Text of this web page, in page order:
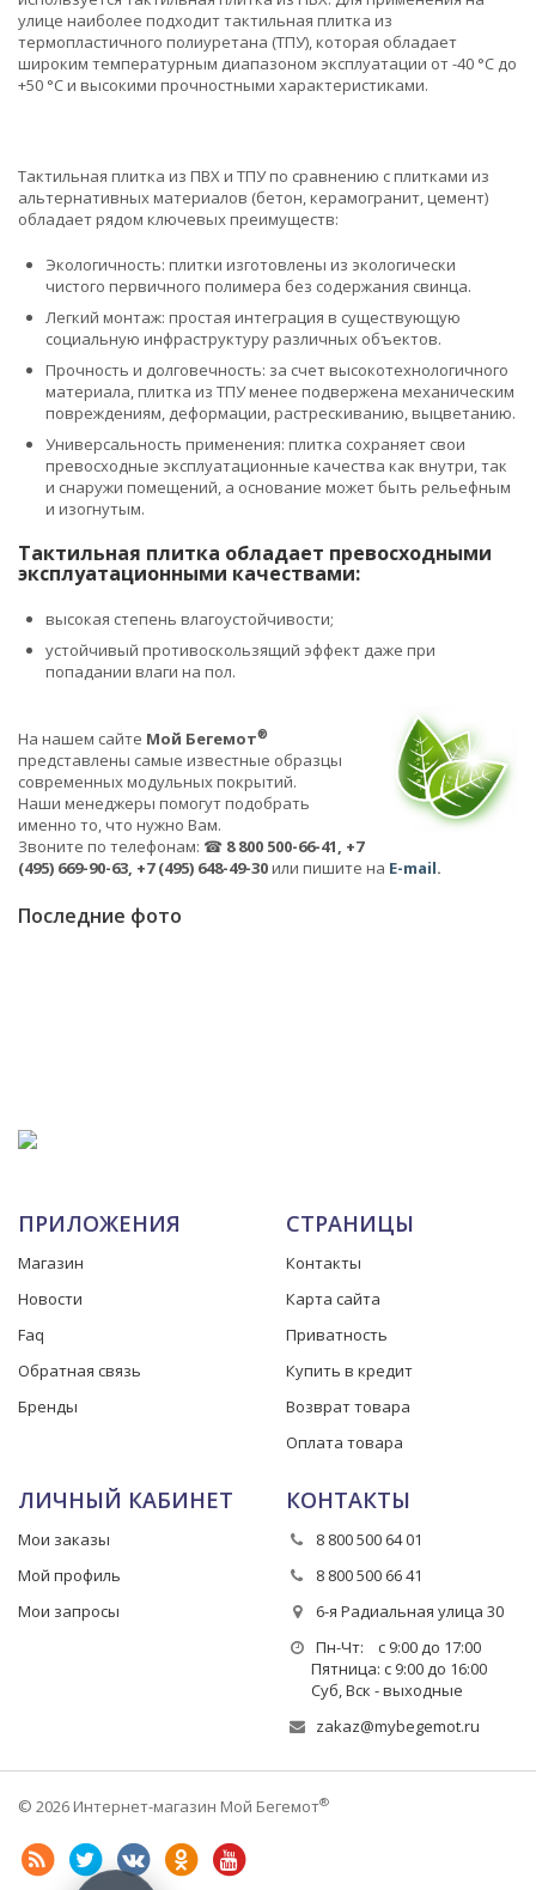
улице наиболее подходит тактильная плитка из
термопластичного полиуретана (ТПУ), которая обладает
широким температурным диапазоном эксплуатации от -40 °С до
+50 °С и высокими прочностными характеристиками.
Тактильная плитка из ПВХ и ТПУ по сравнению с плитками из
альтернативных материалов (бетон, керамогранит, цемент)
обладает рядом ключевых преимуществ:
Экологичность: плитки изготовлены из экологически
чистого первичного полимера без содержания свинца.
Легкий монтаж: простая интеграция в существующую
социальную инфраструктуру различных объектов.
Прочность и долговечность: за счет высокотехнологичного
материала, плитка из ТПУ менее подвержена механическим
повреждениям, деформации, растрескиванию, выцветанию.
Универсальность применения: плитка сохраняет свои
превосходные эксплуатационные качества как внутри, так
и снаружи помещений, а основание может быть рельефным
и изогнутым.
Тактильная плитка обладает превосходными
эксплуатационными качествами:
высокая степень влагоустойчивости;
устойчивый противоскользящий эффект даже при
попадании влаги на пол.
На нашем сайте Мой Бегемот®
представлены самые известные образцы
современных модульных покрытий.
Наши менеджеры помогут подобрать
именно то, что нужно Вам.
Звоните по телефонам: ☎ 8 800 500-66-41, +7
(495) 669-90-63, +7 (495) 648-49-30или пишите на E-mail.
Последние фото
ПРИЛОЖЕНИЯ
Магазин
Новости
Faq
Обратная связь
Бренды
СТРАНИЦЫ
Контакты
Карта сайта
Приватность
Купить в кредит
Возврат товара
Оплата товара
ЛИЧНЫЙ КАБИНЕТ
Мои заказы
Мой профиль
Мои запросы
КОНТАКТЫ
8 800 500 64 01
8 800 500 66 41
6-я Радиальная улица 30
Пн-Чт: с 9:00 до 17:00
Пятница: с 9:00 до 16:00
Суб, Вск - выходные
zakaz@mybegemot.ru
© 2026 Интернет-магазин Мой Бегемот®